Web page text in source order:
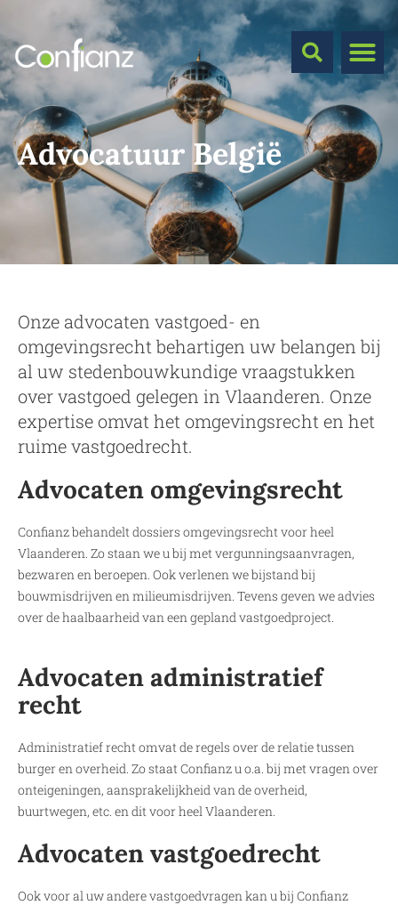
Advocatuur België
Onze advocaten vastgoed- en
omgevingsrecht behartigen uw belangen bij
al uw stedenbouwkundige vraagstukken
over vastgoed gelegen in Vlaanderen. Onze
expertise omvat het omgevingsrecht en het
ruime vastgoedrecht.
Advocaten omgevingsrecht
Confianz behandelt dossiers omgevingsrecht voor heel
Vlaanderen. Zo staan we u bij met vergunningsaanvragen,
bezwaren en beroepen. Ook verlenen we bijstand bij
bouwmisdrijven en milieumisdrijven. Tevens geven we advies
over de haalbaarheid van een gepland vastgoedproject.
Advocaten administratief
recht
Administratief recht omvat de regels over de relatie tussen
burger en overheid. Zo staat Confianz u o.a. bij met vragen over
onteigeningen, aansprakelijkheid van de overheid,
buurtwegen, etc. en dit voor heel Vlaanderen.
Advocaten vastgoedrecht
Ook voor al uw andere vastgoedvragen kan u bij Confianz